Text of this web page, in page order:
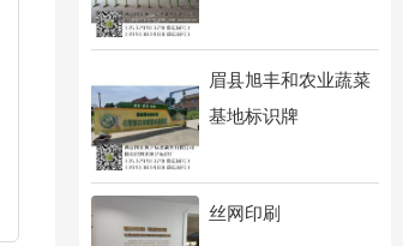
眉县旭丰和农业蔬菜
基地标识牌
丝网印刷